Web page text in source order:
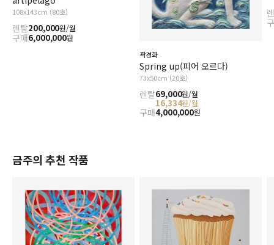
108x143cm (80호)
렌탈200,000원/월
구매6,000,000원
곽경화
Spring up(피어 오르다)
73x50cm (20호)
렌탈69,000원/월
16,334원/월
구매4,000,000원
금주의 추천 작품